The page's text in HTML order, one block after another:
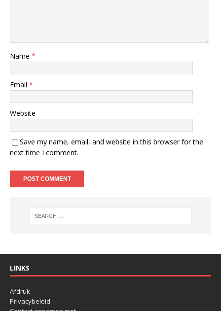
Name *
Email *
Website
Save my name, email, and website in this browser for the
next time I comment.
LINKS
Afdruk
Privacybeleid